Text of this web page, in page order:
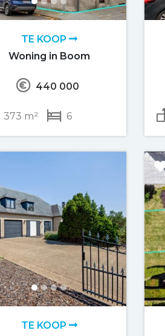
TE KOOP
Woning in Boom
440 000
373 m² 6
TE KOOP